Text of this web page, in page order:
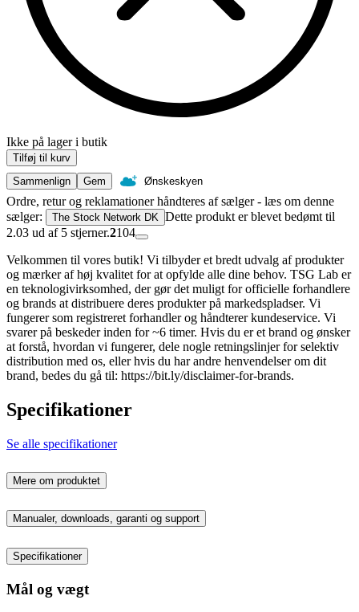
Ikke på lager i butik
Tilføj til kurv
Sammenlign
Gem Ønskeskyen
Ordre, retur og reklamationer håndteres af sælger - læs om denne
sælger:
The Stock Network DK Dette produkt er blevet bedømt til
2.03 ud af 5 stjerner.2104
Velkommen til vores butik! Vi tilbyder et bredt udvalg af produkter
og mærker af høj kvalitet for at opfylde alle dine behov. TSG Lab er
en teknologivirksomhed, der gør det muligt for officielle forhandlere
og brands at distribuere deres produkter på markedspladser. Vi
fungerer som registreret forhandler og håndterer kundeservice. Vi
svarer på beskeder inden for ~6 timer. Hvis du er et brand og ønsker
at forstå, hvordan vi fungerer, dele nogle retningslinjer for selektiv
distribution med os, eller hvis du har andre henvendelser om dit
brand, bedes du gå til: https://bit.ly/disclaimer-for-brands.
Specifikationer
Se alle specifikationer
Mere om produktet
Manualer, downloads, garanti og support
Specifikationer
Mål og vægt